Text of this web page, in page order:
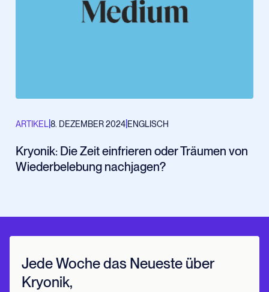
ARTIKEL|8. DEZEMBER 2024 ENGLISCH
Kryonik: Die Zeit einfrieren oder Träumen von
Wiederbelebung nachjagen?
Jede Woche das Neueste über
Kryonik,